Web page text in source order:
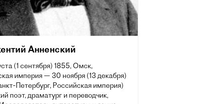
Анненский
(1 сентября) 1855, Омск,
империя — 30 ноября (13 декабря)
Петербург, Российская империя)
поэт, драматург и переводчик,